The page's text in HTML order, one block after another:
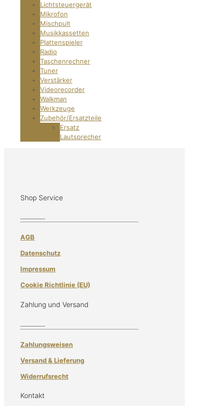
Lichtsteuergerät
Mikrofon
Mischpult
Musikkassetten
Plattenspieler
Radio
Taschenrechner
Tuner
Verstärker
Videorecorder
Walkman
Werkzeuge
Zubehör/Ersatzteile
Ersatz
Lautsprecher
Shop Service
AGB
Datenschutz
Impressum
Cookie Richtlinie (EU)
Zahlung und Versand
Zahlungsweisen
Versand & Lieferung
Widerrufsrecht
Kontakt